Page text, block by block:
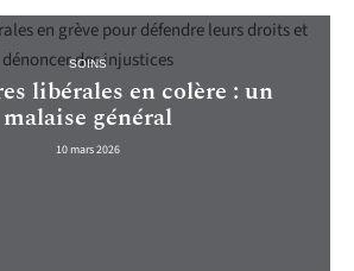
SOINS
libérales en colère : un
malaise général
10 mars 2026